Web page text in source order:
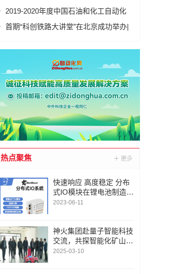
幕！5,000余家全球展商共塑智能绿色橡
2019-2020年度中国石油和化工自动化
行业科学技术奖拟授奖公示
首期“科创铁路大讲堂”在北京成功举办|
人工智能驱动新一代技术变革》主题讲
热点聚焦
快速响应 高度稳定 分布
式IO模块在锂电池制造的
优势揭秘 | 支持Modbu
rnet/IP、BACnet/IP等多
种协议
2023-06-11
神火集团赴量子智能科技
交流，共探智能化矿山新
未来
2025-03-10